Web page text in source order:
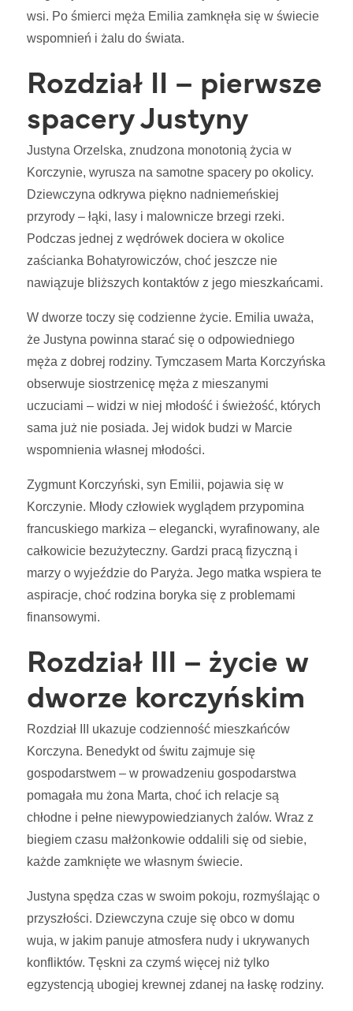
wsi. Po śmierci męża Emilia zamknęła się w świecie
wspomnień i żalu do świata.
Rozdział II – pierwsze
spacery Justyny
Justyna Orzelska, znudzona monotonią życia w
Korczynie, wyrusza na samotne spacery po okolicy.
Dziewczyna odkrywa piękno nadniemeńskiej
przyrody – łąki, lasy i malownicze brzegi rzeki.
Podczas jednej z wędrówek dociera w okolice
zaścianka Bohatyrowiczów, choć jeszcze nie
nawiązuje bliższych kontaktów z jego mieszkańcami.
W dworze toczy się codzienne życie. Emilia uważa,
że Justyna powinna starać się o odpowiedniego
męża z dobrej rodziny. Tymczasem Marta Korczyńska
obserwuje siostrzenicę męża z mieszanymi
uczuciami – widzi w niej młodość i świeżość, których
sama już nie posiada. Jej widok budzi w Marcie
wspomnienia własnej młodości.
Zygmunt Korczyński, syn Emilii, pojawia się w
Korczynie. Młody człowiek wyglądem przypomina
francuskiego markiza – elegancki, wyrafinowany, ale
całkowicie bezużyteczny. Gardzi pracą fizyczną i
marzy o wyjeździe do Paryża. Jego matka wspiera te
aspiracje, choć rodzina boryka się z problemami
finansowymi.
Rozdział III – życie w
dworze korczyńskim
Rozdział III ukazuje codzienność mieszkańców
Korczyna. Benedykt od świtu zajmuje się
gospodarstwem – w prowadzeniu gospodarstwa
pomagała mu żona Marta, choć ich relacje są
chłodne i pełne niewypowiedzianych żalów. Wraz z
biegiem czasu małżonkowie oddalili się od siebie,
każde zamknięte we własnym świecie.
Justyna spędza czas w swoim pokoju, rozmyślając o
przyszłości. Dziewczyna czuje się obco w domu
wuja, w jakim panuje atmosfera nudy i ukrywanych
konfliktów. Tęskni za czymś więcej niż tylko
egzystencją ubogiej krewnej zdanej na łaskę rodziny.